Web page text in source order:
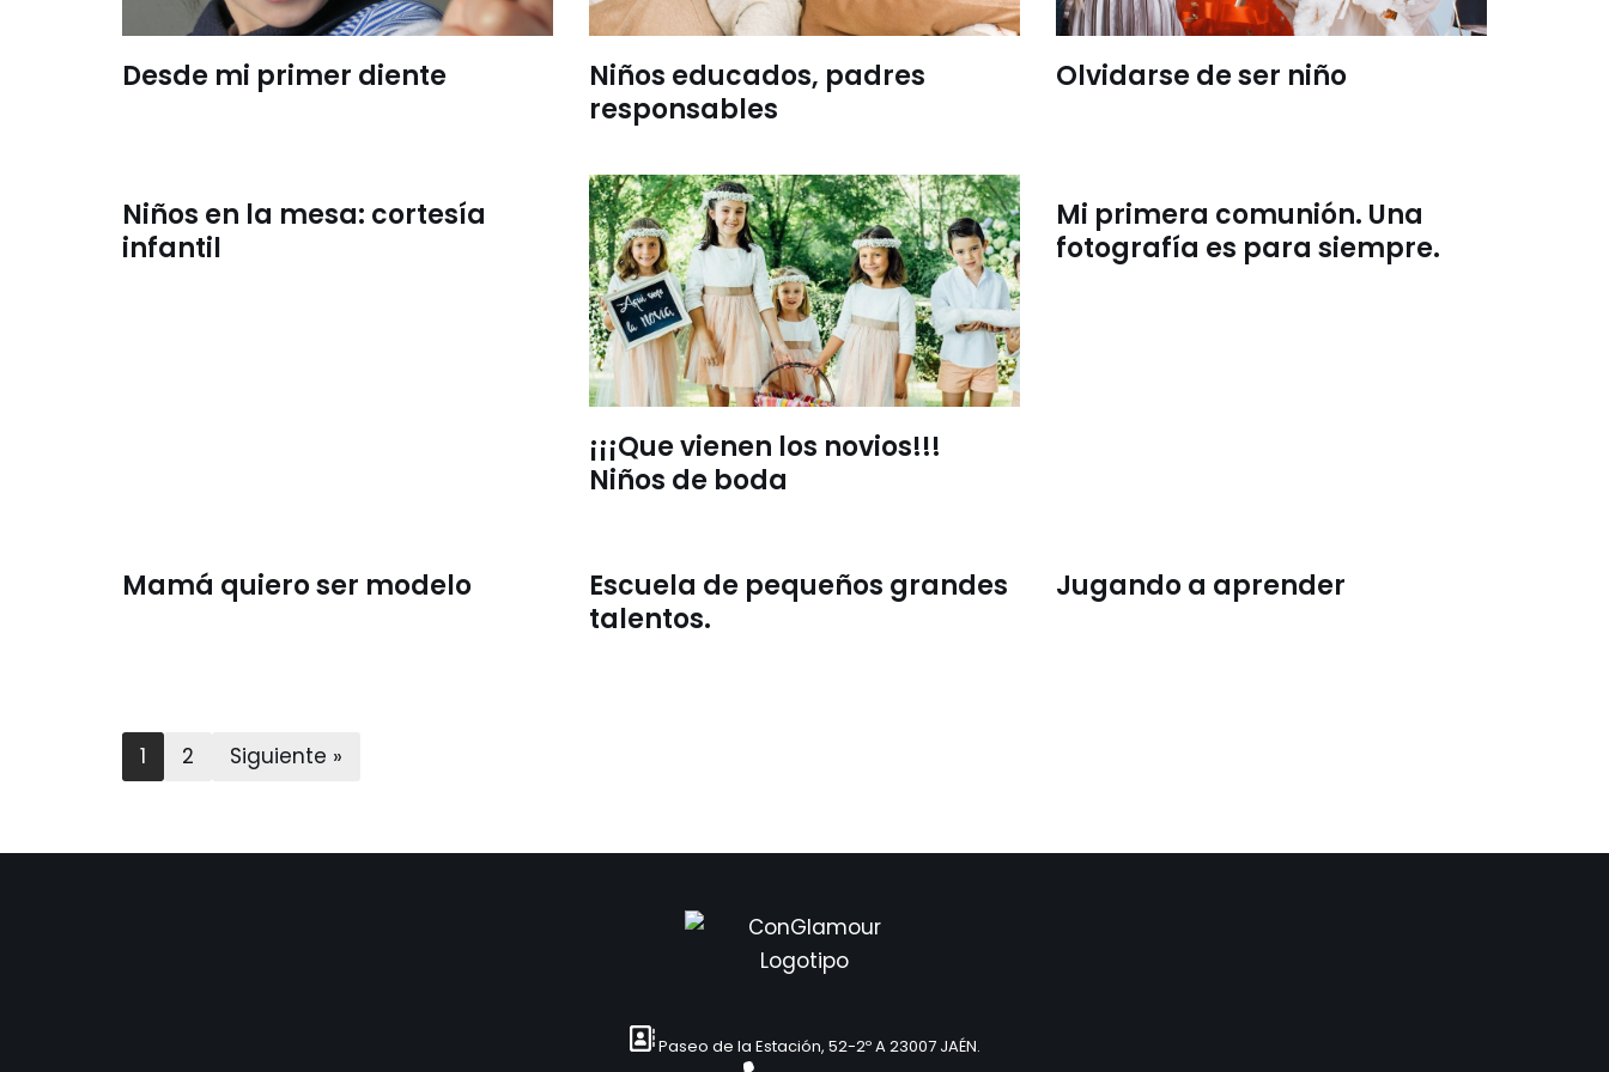
Desde mi primer diente
Niños educados, padres
responsables
Olvidarse de ser niño
Niños en la mesa: cortesía
infantil
¡¡¡Que vienen los novios!!!
Niños de boda
Mi primera comunión. Una
fotografía es para siempre.
Mamá quiero ser modelo
Escuela de pequeños grandes
talentos.
Jugando a aprender
1 2 Siguiente »
Paseo de la Estación, 52-2º A 23007 JAÉN.